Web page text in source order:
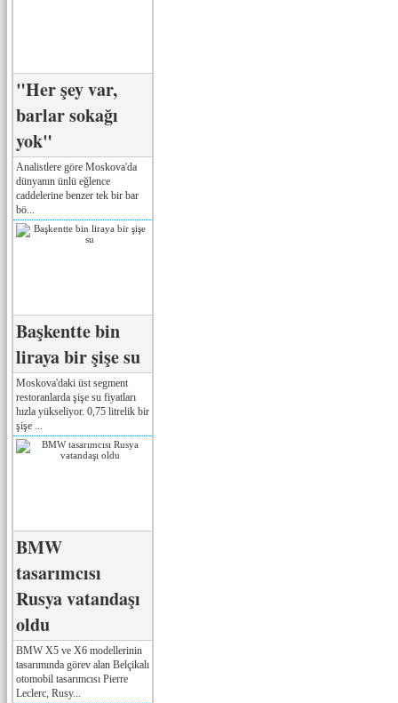
"Her şey var,
barlar sokağı
yok"
Analistlere göre Moskova'da
dünyanın ünlü eğlence
caddelerine benzer tek bir bar
bö...
Başkentte bin
liraya bir şişe su
Moskova'daki üst segment
restoranlarda şişe su fiyatları
hızla yükseliyor. 0,75 litrelik bir
şişe ...
BMW
tasarımcısı
Rusya vatandaşı
oldu
BMW X5 ve X6 modellerinin
tasarımında görev alan Belçikalı
otomobil tasarımcısı Pierre
Leclerc, Rusy...